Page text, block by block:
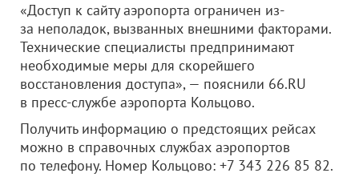
«Доступ к сайту аэропорта ограничен из-
за неполадок, вызванных внешними факторами.
Технические специалисты предпринимают
необходимые меры для скорейшего
восстановления доступа», — пояснили 66.RU
в пресс-службе аэропорта Кольцово.
Получить информацию о предстоящих рейсах
можно в справочных службах аэропортов
по телефону. Номер Кольцово: +7 343 226 85 82.